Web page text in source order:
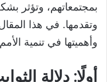
بمجتمعاتهم، وتؤثر
وتقدمها. في هذا
وأهميتها في تنمية
أولًا: دلالة